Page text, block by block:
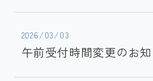
2026/03/03
午前受付時間変更のお